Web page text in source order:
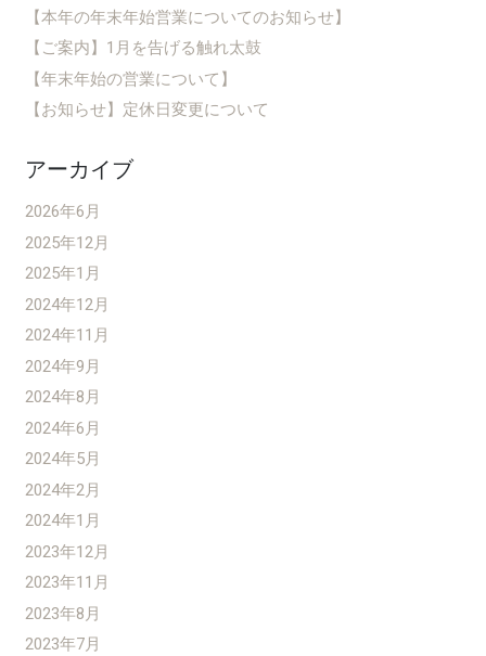
【本年の年末年始営業についてのお知らせ】
【ご案内】1月を告げる触れ太鼓
【年末年始の営業について】
【お知らせ】定休日変更について
アーカイブ
2026年6月
2025年12月
2025年1月
2024年12月
2024年11月
2024年9月
2024年8月
2024年6月
2024年5月
2024年2月
2024年1月
2023年12月
2023年11月
2023年8月
2023年7月